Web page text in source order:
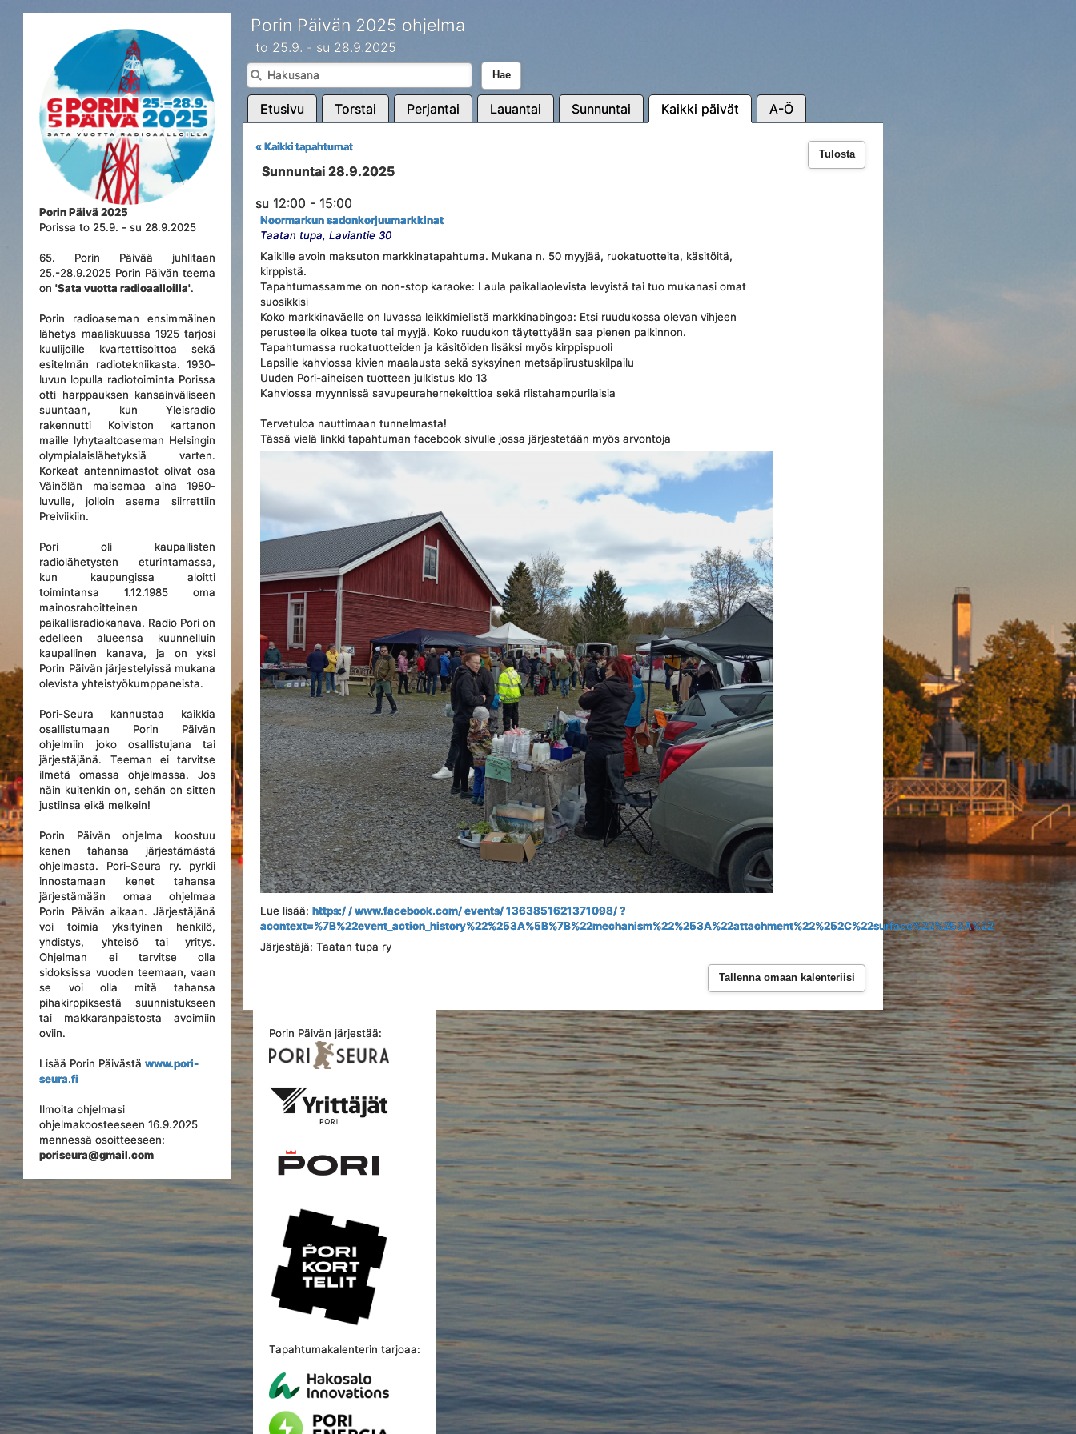
Porin Päivä 2025
Porissa to 25.9. - su 28.9.2025
65. Porin Päivää juhlitaan
25.-28.9.2025 Porin Päivän teema
on'Sata vuotta radioaalloilla'.
Porin radioaseman ensimmäinen
lähetys maaliskuussa 1925 tarjosi
kuulijoille kvartettisoittoa sekä
esitelmän radiotekniikasta. 1930-
luvun lopulla radiotoiminta Porissa
otti harppauksen kansainväliseen
suuntaan, kun Yleisradio
rakennutti Koiviston kartanon
maille lyhytaaltoaseman Helsingin
olympialaislähetyksiä varten.
Korkeat antennimastot olivat osa
Väinölän maisemaa aina 1980-
luvulle, jolloin asema siirrettiin
Preiviikiin.
Pori oli kaupallisten
radiolähetysten eturintamassa,
kun kaupungissa aloitti
toimintansa 1.12.1985 oma
mainosrahoitteinen
paikallisradiokanava. Radio Pori on
edelleen alueensa kuunnelluin
kaupallinen kanava, ja on yksi
Porin Päivän järjestelyissä mukana
olevista yhteistyökumppaneista.
Pori-Seura kannustaa kaikkia
osallistumaan Porin Päivän
ohjelmiin joko osallistujana tai
järjestäjänä. Teeman ei tarvitse
ilmetä omassa ohjelmassa. Jos
näin kuitenkin on, sehän on sitten
justiinsa eikä melkein!
Porin Päivän ohjelma koostuu
kenen tahansa järjestämästä
ohjelmasta. Pori-Seura ry. pyrkii
innostamaan kenet tahansa
järjestämään omaa ohjelmaa
Porin Päivän aikaan. Järjestäjänä
voi toimia yksityinen henkilö,
yhdistys, yhteisö tai yritys.
Ohjelman ei tarvitse olla
sidoksissa vuoden teemaan, vaan
se voi olla mitä tahansa
pihakirppiksestä suunnistukseen
tai makkaranpaistosta avoimiin
oviin.
Lisää Porin Päivästäwww.pori-
seura.fi
Ilmoita ohjelmasi
ohjelmakoosteeseen 16.9.2025
mennessä osoitteeseen:
poriseura@gmail.com
Porin Päivän 2025 ohjelma
to 25.9. - su 28.9.2025
Hae
Etusivu Torstai Perjantai Lauantai Sunnuntai Kaikki päivät A-Ö
Tulosta
« Kaikki tapahtumat
Sunnuntai 28.9.2025
su 12:00 - 15:00
Noormarkun sadonkorjuumarkkinat
Taatan tupa, Laviantie 30
Kaikille avoin maksuton markkinatapahtuma. Mukana n. 50 myyjää, ruokatuotteita, käsitöitä,
kirppistä.
Tapahtumassamme on non-stop karaoke: Laula paikallaolevista levyistä tai tuo mukanasi omat
suosikkisi
Koko markkinaväelle on luvassa leikkimielistä markkinabingoa: Etsi ruudukossa olevan vihjeen
perusteella oikea tuote tai myyjä. Koko ruudukon täytettyään saa pienen palkinnon.
Tapahtumassa ruokatuotteiden ja käsitöiden lisäksi myös kirppispuoli
Lapsille kahviossa kivien maalausta sekä syksyinen metsäpiirustuskilpailu
Uuden Pori-aiheisen tuotteen julkistus klo 13
Kahviossa myynnissä savupeurahernekeittioa sekä riistahampurilaisia
Tervetuloa nauttimaan tunnelmasta!
Tässä vielä linkki tapahtuman facebook sivulle jossa järjestetään myös arvontoja
Lue lisää:https:/ / www.facebook.com/ events/ 1363851621371098/ ?
acontext=%7B%22event_action_history%22%253A%5B%7B%22mechanism%22%253A%22attachment%22%252C%22surface%22%253A%22
Järjestäjä: Taatan tupa ry
Tallenna omaan kalenteriisi
Porin Päivän järjestää:
Tapahtumakalenterin tarjoaa: